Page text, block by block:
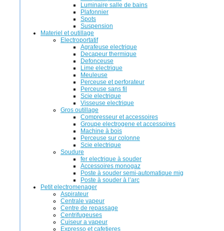
Luminaire salle de bains
Plafonnier
Spots
Suspension
Materiel et outillage
Electroportatif
Agrafeuse electrique
Decapeur thermique
Defonceuse
Lime electrique
Meuleuse
Perceuse et perforateur
Perceuse sans fil
Scie electrique
Visseuse electrique
Gros outillage
Compresseur et accessoires
Groupe electrogene et accessoires
Machine à bois
Perceuse sur colonne
Scie electrique
Soudure
fer electrique à souder
Accessoires monogaz
Poste à souder semi-automatique mig
Poste à souder à l’arc
Petit electromenager
Aspirateur
Centrale vapeur
Centre de repassage
Centrifugeuses
Cuiseur a vapeur
Expresso et cafetieres